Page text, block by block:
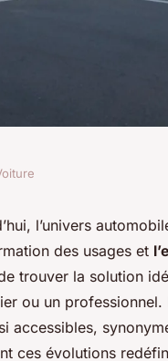
et
l’univers
des usages et
trouver la solution
ou un professionnel.
accessibles,
ces évolutions